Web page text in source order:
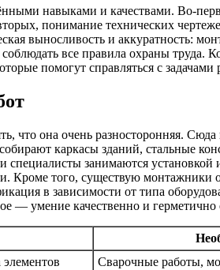
навыками и качествами. Во-
понимание технических
выносливость и аккуратность:
все правила охраны труда.
помогут справляться с задачами
что она очень разносторонняя.
каркасы зданий, стальные
занимаются
Кроме того, существую
в зависимости от типа
— умение качественно и
элементов
Сварочные работы,